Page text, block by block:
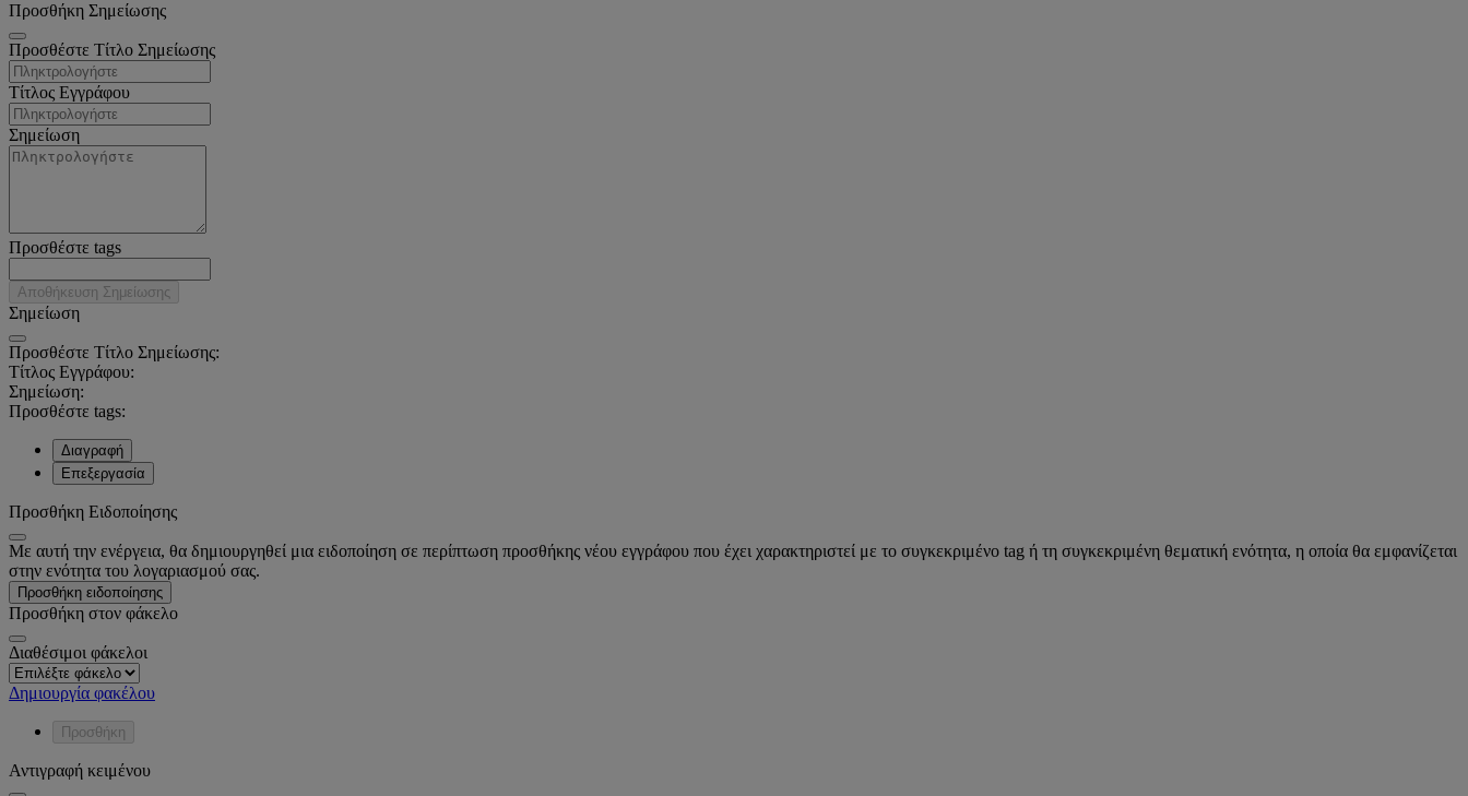
Προσθήκη Σημείωσης
Προσθέστε Τίτλο Σημείωσης
Τίτλος Εγγράφου
Σημείωση
Προσθέστε tags
Αποθήκευση Σημείωσης
Σημείωση
Προσθέστε Τίτλο Σημείωσης:
Τίτλος Εγγράφου:
Σημείωση:
Προσθέστε tags:
Διαγραφή
Επεξεργασία
Προσθήκη Ειδοποίησης
Με αυτή την ενέργεια, θα δημιουργηθεί μια ειδοποίηση σε περίπτωση προσθήκης νέου εγγράφου που έχει χαρακτηριστεί με το συγκεκριμένο tag ή τη συγκεκριμένη θεματική ενότητα, η οποία θα εμφανίζεται
στην ενότητα του λογαριασμού σας.
Προσθήκη ειδοποίησης
Προσθήκη στον φάκελο
Διαθέσιμοι φάκελοι
Δημιουργία φακέλου
Προσθήκη
Αντιγραφή κειμένου